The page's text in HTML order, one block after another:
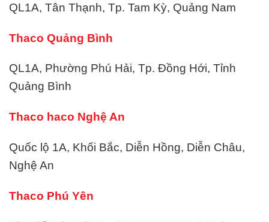
QL1A, Tân Thạnh, Tp. Tam Kỳ, Quảng Nam
Thaco Quảng Bình
QL1A, Phường Phú Hải, Tp. Đồng Hới, Tỉnh
Quảng Bình
Thaco haco Nghệ An
Quốc lộ 1A, Khối Bắc, Diễn Hồng, Diễn Châu,
Nghệ An
Thaco Phú Yên